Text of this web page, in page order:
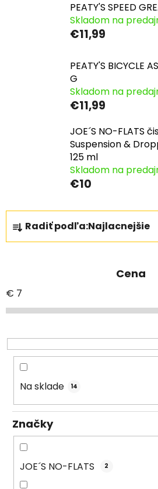
PEATY'S SPEED
Skladom na
€11,99
PEATY'S BICYCLE
G
Skladom na
€11,99
JOE´S NO-FLATS
Suspension &
125 ml
Skladom na
€10
R
a
d
i
e
r
o
o
Radiť podľa:Najlacnejšie
Cena
€ 7
Na sklade 14
Značky
JOE´S NO-FLATS 2